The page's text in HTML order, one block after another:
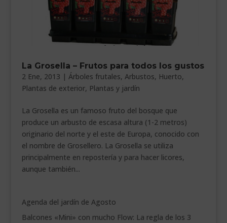
___________________________
VEURE EN CATALÀ
La Grosella – Frutos para todos los gustos
2 Ene, 2013 | Árboles frutales, Arbustos, Huerto,
Plantas de exterior, Plantas y jardín
La Grosella es un famoso fruto del bosque que
produce un arbusto de escasa altura (1-2 metros)
originario del norte y el este de Europa, conocido con
el nombre de Grosellero. La Grosella se utiliza
principalmente en repostería y para hacer licores,
aunque también...
Agenda del jardín de Agosto
Balcones «Mini» con mucho Flow: La regla de los 3